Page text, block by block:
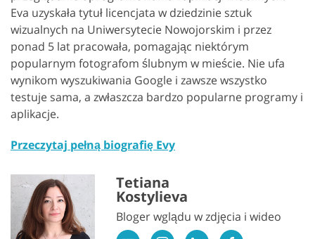
Eva uzyskała tytuł licencjata w dziedzinie sztuk
wizualnych na Uniwersytecie Nowojorskim i przez
ponad 5 lat pracowała, pomagając niektórym
popularnym fotografom ślubnym w mieście. Nie ufa
wynikom wyszukiwania Google i zawsze wszystko
testuje sama, a zwłaszcza bardzo popularne programy i
aplikacje.
Przeczytaj pełną biografię Evy
Tetiana
Kostylieva
Bloger wglądu w zdjęcia i wideo